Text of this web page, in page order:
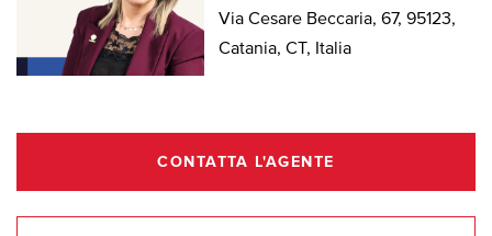
Via Cesare Beccaria, 67, 95123,
Catania, CT, Italia
CONTATTA L'AGENTE